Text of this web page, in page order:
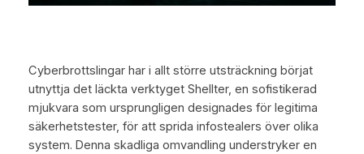
Cyberbrottslingar har i allt större utsträckning börjat
utnyttja det läckta verktyget Shellter, en sofistikerad
mjukvara som ursprungligen designades för legitima
säkerhetstester, för att sprida infostealers över olika
system. Denna skadliga omvandling understryker en